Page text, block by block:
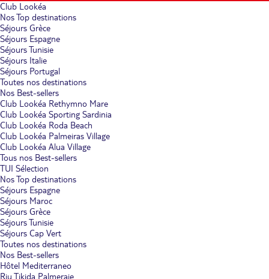
Club Lookéa
Nos Top destinations
Séjours Grèce
Séjours Espagne
Séjours Tunisie
Séjours Italie
Séjours Portugal
Toutes nos destinations
Nos Best-sellers
Club Lookéa Rethymno Mare
Club Lookéa Sporting Sardinia
Club Lookéa Roda Beach
Club Lookéa Palmeiras Village
Club Lookéa Alua Village
Tous nos Best-sellers
TUI Sélection
Nos Top destinations
Séjours Espagne
Séjours Maroc
Séjours Grèce
Séjours Tunisie
Séjours Cap Vert
Toutes nos destinations
Nos Best-sellers
Hôtel Mediterraneo
Riu Tikida Palmeraie